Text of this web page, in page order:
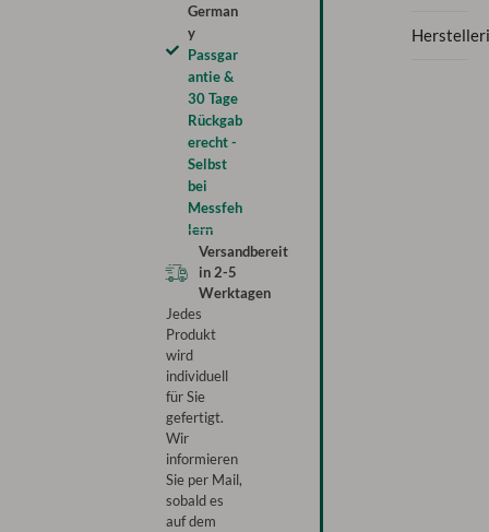
German
y
Passgar
antie &
30 Tage
Rückgab
erecht -
Selbst
bei
Messfeh
lern
Versandbereit
in2-5
Werktagen
Jedes
Produkt
wird
individuell
für Sie
gefertigt.
Wir
informieren
Sie per Mail,
sobald es
auf dem